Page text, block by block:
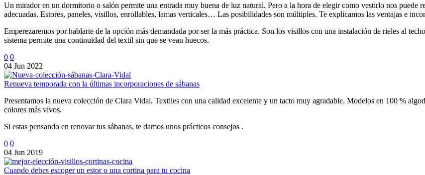
Un mirador en un dormitorio o salón permite una entrada muy buena de luz natural. Pero a la hora de elegir como vestirlo nos puede
adecuadas. Estores, paneles, visillos, enrollables, lamas verticales… Las posibilidades son múltiples. Te explicamos las ventajas e
Emperezaremos por hablarte de la opción más demandada por ser la más práctica. Son los visillos con una instalación de rieles al
sistema permite una continuidad del textil sin que se vean huecos.
0 0
04 Jun 2022
Renueva temporada con la últimas incorporaciones de sábanas
Presentamos la nueva colección de Clara Vidal. Textiles con una calidad excelente y un tacto muy agradable. Modelos en 100 %
colores más vivos.
Si estas pensando en renovar tus sábanas, te damos unos prácticos consejos .
0 0
04 Jun 2019
Cuando debes escoger un estor o una cortina para tu cocina